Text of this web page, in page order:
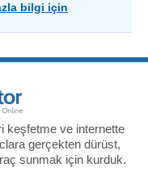
bilgi için
keşfetme ve internette
gerçekten dürüst,
sunmak için kurduk.